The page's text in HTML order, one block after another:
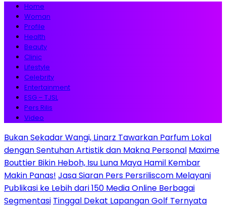
Home
Woman
Profile
Health
Beauty
Clinic
Lifestyle
Celebrity
Entertainment
ESG – TJSL
Pers Rilis
Video
Bukan Sekadar Wangi, Linarz Tawarkan Parfum Lokal
dengan Sentuhan Artistik dan Makna Personal Maxime
Bouttier Bikin Heboh, Isu Luna Maya Hamil Kembar
Makin Panas! Jasa Siaran Pers Persriliscom Melayani
Publikasi ke Lebih dari 150 Media Online Berbagai
Segmentasi Tinggal Dekat Lapangan Golf Ternyata